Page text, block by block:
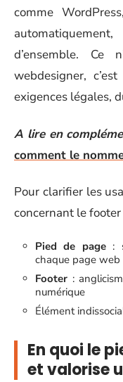
comme
d’ensemble. Ce
webdesigner,
exigences légales,
A lire en
comment le
Pour clarifier les
concernant le footer
Pied de page:
chaque page web
Footer :
numérique
Élément
En quoi le
et valorise